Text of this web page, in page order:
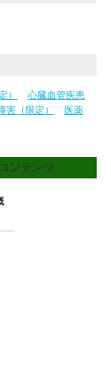
）
心臓血管疾患
害（限定）
医薬
ンテンツ